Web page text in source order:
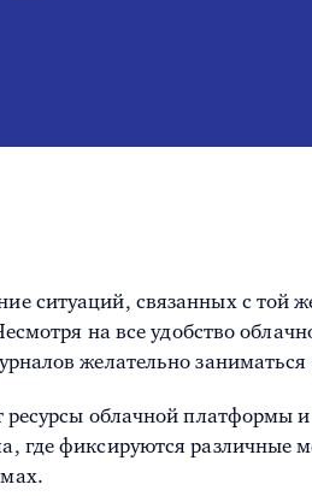
ситуаций, связанных с той
на все удобство
желательно заниматься
ресурсы облачной платформы
фиксируются различные